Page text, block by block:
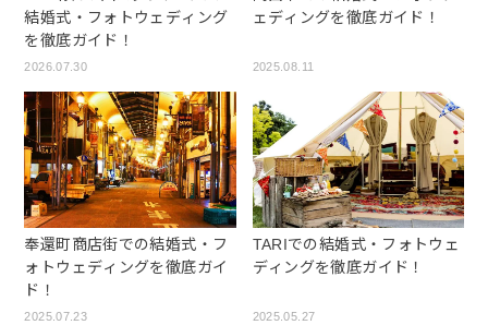
結婚式・フォトウェディング
を徹底ガイド！
2026.07.30
ェディングを徹底ガイド！
2025.08.11
奉還町商店街での結婚式・フ
ォトウェディングを徹底ガイ
ド！
2025.07.23
TARIでの結婚式・フォトウェ
ディングを徹底ガイド！
2025.05.27